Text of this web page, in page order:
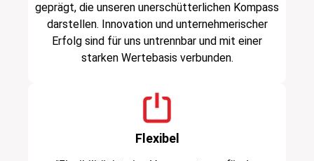
geprägt, die unseren unerschütterlichen Kompass
darstellen. Innovation und unternehmerischer
Erfolg sind für uns untrennbar und mit einer
starken Wertebasis verbunden.
Flexibel